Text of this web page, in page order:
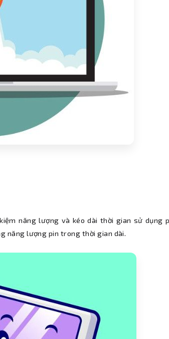
năng lượng và kéo dài thời gian sử dụng
năng lượng pin trong thời gian dài.